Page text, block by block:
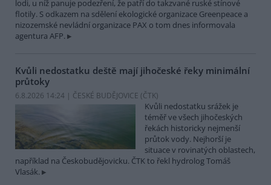
lodi, u níž panuje podezření, že patří do takzvané ruské stínové
flotily. S odkazem na sdělení ekologické organizace Greenpeace a
nizozemské nevládní organizace PAX o tom dnes informovala
agentura AFP.
Kvůli nedostatku deště mají jihočeské řeky minimální
průtoky
6.8.2026 14:24 | ČESKÉ BUDĚJOVICE (ČTK)
Kvůli nedostatku srážek je
téměř ve všech jihočeských
řekách historicky nejmenší
průtok vody. Nejhorší je
situace v rovinatých oblastech,
například na Českobudějovicku. ČTK to řekl hydrolog Tomáš
Vlasák.